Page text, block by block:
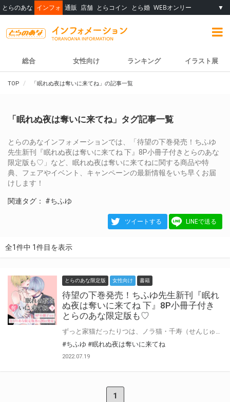
とらのあな インフォ 通販 店舗 とらコイン とら婚 WEBオンリー ▼
総合 女性向け ランキング イラスト展
TOP 「眠れぬ夜は奪いに来てね」の記事一覧
「眠れぬ夜は奪いに来てね」タグ記事一覧
とらのあなインフォメーションでは、「待望の下巻発売！ちふゆ
先生新刊『眠れぬ夜は奪いに来てね 下』8P小冊子付きとらのあな
限定版も♡」など、眠れぬ夜は奪いに来てねに関する商品や特
典、フェアやイベント、キャンペーンの最新情報をいち早くお届
けします！
関連タグ： #ちふゆ
ツイートする LINEで送る
全1件中 1件目を表示
とらのあな限定版 女性向け 書籍
待望の下巻発売！ちふゆ先生新刊『眠れ
ぬ夜は奪いに来てね 下』8P小冊子付き
とらのあな限定版も♡
#ちふゆ #眠れぬ夜は奪いに来てね
2022.07.19
1